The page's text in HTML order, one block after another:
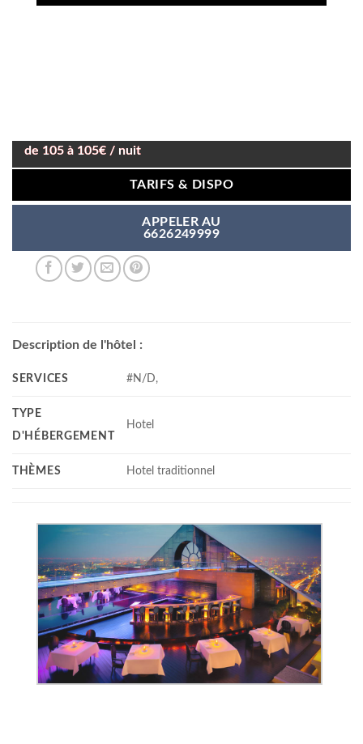
de 105 à 105€ / nuit
TARIFS & DISPO
APPELER AU
6626249999
Description de l'hôtel :
SERVICES #N/D,
TYPE
D'HÉBERGEMENT
Hotel
THÈMES Hotel traditionnel